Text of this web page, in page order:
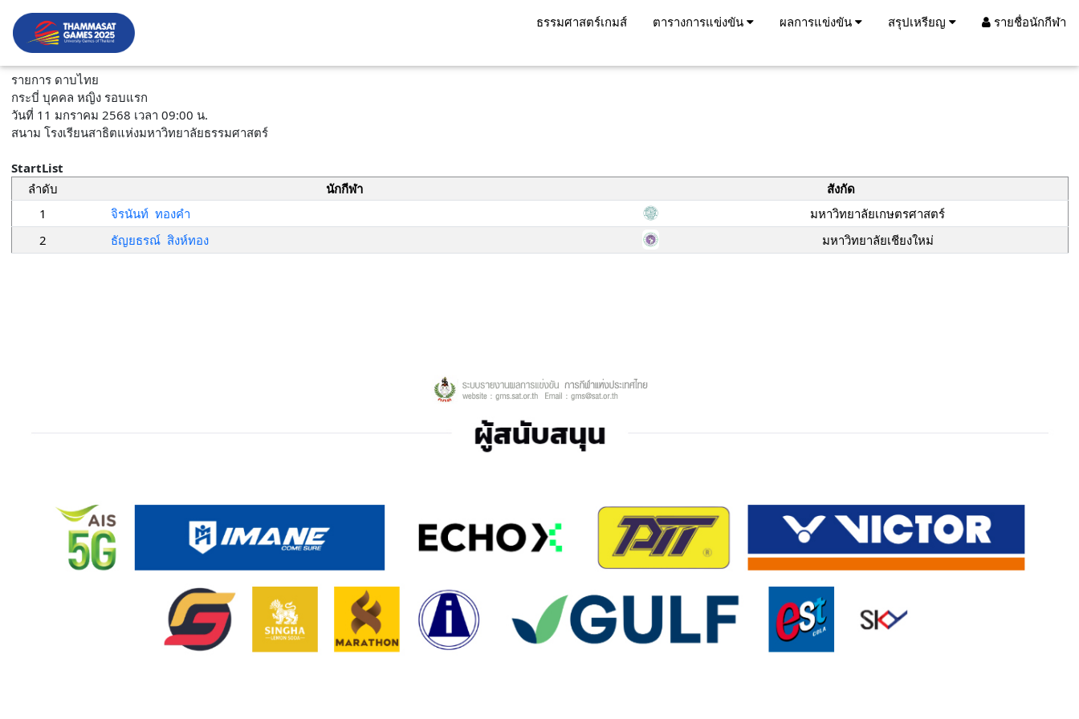
ธรรมศาสตร์เกมส์ ตารางการแข่งขัน ผลการแข่งขัน สรุปเหรียญ รายชื่อนักกีฬา
รายการ ดาบไทย
กระบี่ บุคคล หญิง รอบแรก
วันที่ 11 มกราคม 2568 เวลา 09:00 น.
สนาม โรงเรียนสาธิตแห่งมหาวิทยาลัยธรรมศาสตร์
StartList
ลำดับ
นักกีฬา
สังกัด
1
จิรนันท์ ทองคำ
มหาวิทยาลัยเกษตรศาสตร์
2
ธัญยธรณ์ สิงห์ทอง มหาวิทยาลัยเชียงใหม่